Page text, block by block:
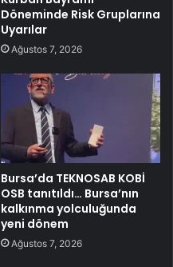
Döneminde Risk Gruplarına
Uyarılar
Ağustos 7, 2026
Bursa’da TEKNOSAB KOBİ
OSB tanıtıldı… Bursa’nın
kalkınma yolculuğunda
yeni dönem
Ağustos 7, 2026